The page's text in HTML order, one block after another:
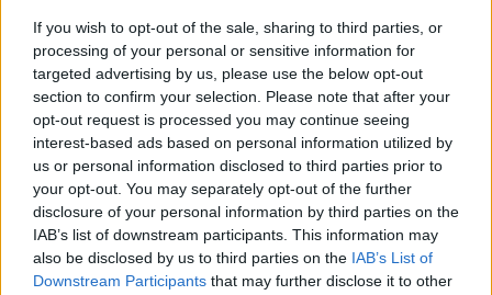
If you wish to opt-out of the sale, sharing to third parties, or
processing of your personal or sensitive information for
targeted advertising by us, please use the below opt-out
section to confirm your selection. Please note that after your
opt-out request is processed you may continue seeing
interest-based ads based on personal information utilized by
us or personal information disclosed to third parties prior to
your opt-out. You may separately opt-out of the further
disclosure of your personal information by third parties on the
IAB’s list of downstream participants. This information may
also be disclosed by us to third parties on the IAB’s List of
Downstream Participants that may further disclose it to other